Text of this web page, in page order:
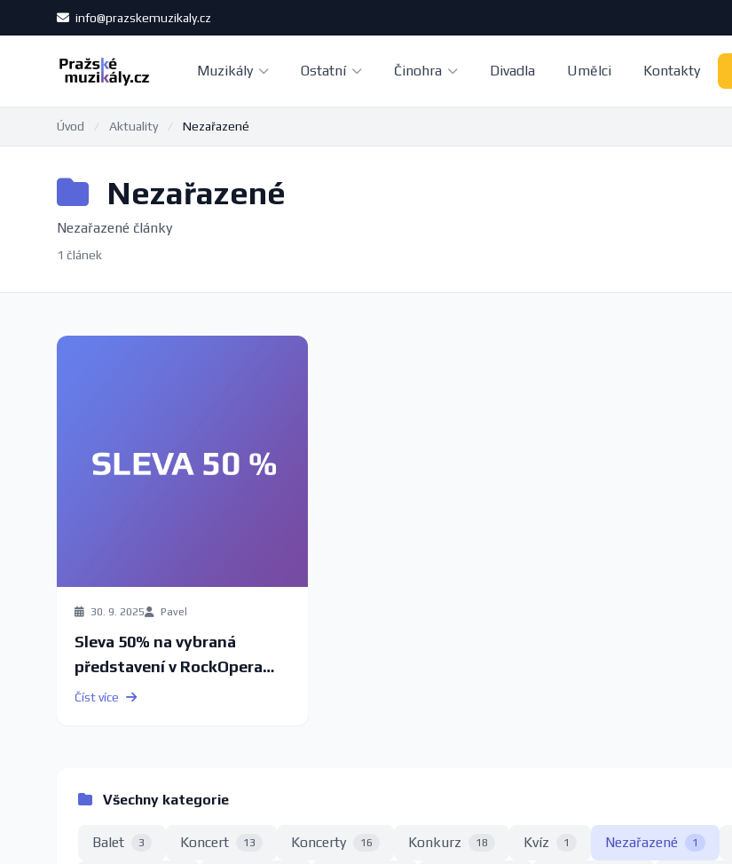
info@prazskemuzikaly.cz
Muzikály Ostatní Činohra Divadla Umělci Kontakty
Úvod / Aktuality / Nezařazené
Nezařazené
Nezařazené články
1 článek
30. 9. 2025 Pavel
Sleva 50% na vybraná
představení v RockOpera
Praha
Číst více
Všechny kategorie
Balet 3 Koncert 13 Koncerty 16 Konkurz 18 Kvíz 1 Nezařazené 1